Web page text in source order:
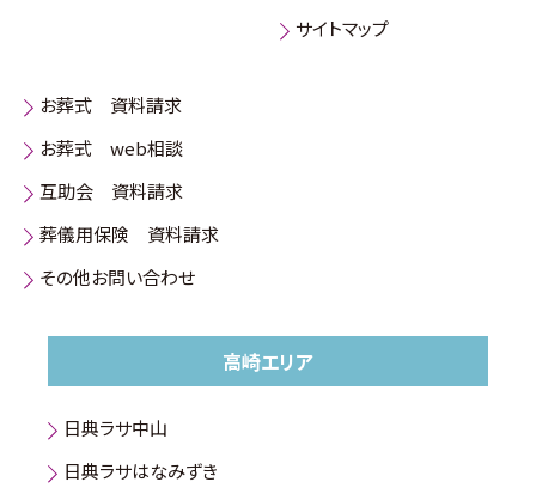
サイトマップ
お葬式 資料請求
お葬式 web相談
互助会 資料請求
葬儀用保険 資料請求
その他お問い合わせ
高崎エリア
日典ラサ中山
日典ラサはなみずき